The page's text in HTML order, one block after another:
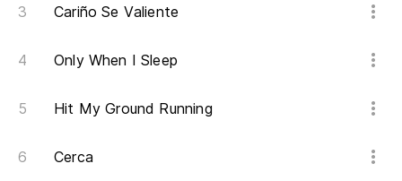
Cariño Se Valiente
Only When I Sleep
Hit My Ground Running
Cerca